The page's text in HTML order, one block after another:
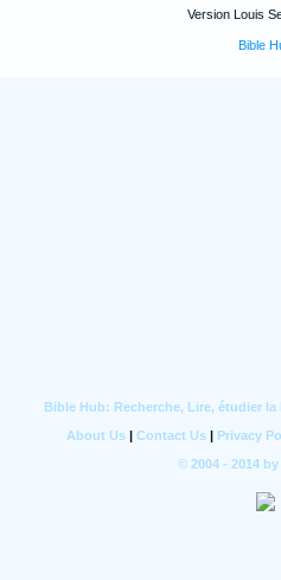
Version Louis
Bible